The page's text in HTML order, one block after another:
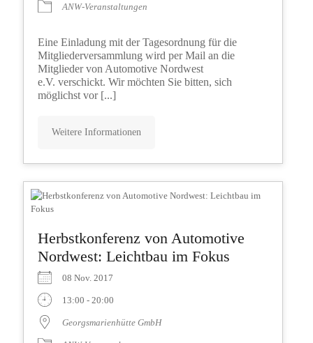
ANW-Veranstaltungen
Eine Einladung mit der Tagesordnung für die
Mitgliederversammlung wird per Mail an die
Mitglieder von Automotive Nordwest
e.V. verschickt. Wir möchten Sie bitten, sich
möglichst vor [...]
Weitere Informationen
Herbstkonferenz von Automotive
Nordwest: Leichtbau im Fokus
08 Nov. 2017
13:00 - 20:00
Georgsmarienhütte GmbH